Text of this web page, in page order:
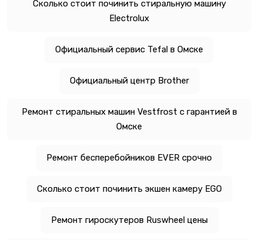
Сколько стоит починить стиральную машину
Electrolux
Официальный сервис Tefal в Омске
Официальный центр Brother
Ремонт стиральных машин Vestfrost с гарантией в
Омске
Ремонт бесперебойников EVER срочно
Сколько стоит починить экшен камеру EGO
Ремонт гироскутеров Ruswheel цены